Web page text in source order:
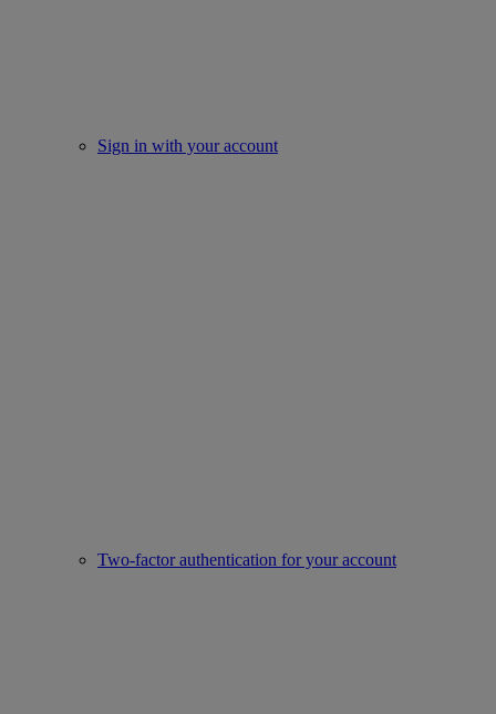
Sign in with your account
Two-factor authentication for your account